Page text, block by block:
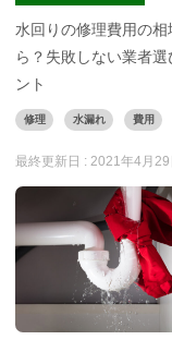
水回りの修理費用の相
ら？失敗しない業者選
ント
修理 水漏れ 費用
最終更新日 : 2021年4月29